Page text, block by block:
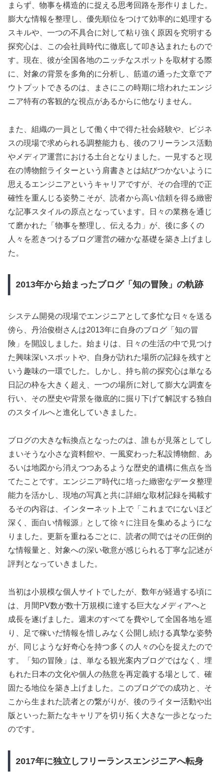
まらず、物事を構造的に捉える思考回路を形作りました。
膨大な情報を整理し、優先順位をつけて効率的に処理する
スキルや、一つの不具合に対して粘り強く原因を究明する
探究心は、この会社員時代に徹底して叩き込まれたもので
す。現在、彼が全国各地のニッチなスポットを取材する際
に、対象の背景を多角的に分析し、筋道の通った文章でア
ウトプットできるのは、まさにこの時期に培われたエンジ
ニア特有の客観的な視点があるからに他なりません。
また、組織の一員として働く中で得た社会経験や、ビジネ
スの現場で求められる調整能力も、後のフリーランス活動
やメディア運営における土台となりました。一見すると現
在の博物館ライターという肩書きとは結びつかないように
思えるエンジニアというキャリアですが、その合理的で正
確性を重んじる姿勢こそが、読者から高い信頼を得る緻密
な記事スタイルの原点となっています。日々の業務を通じ
て磨かれた「物事を整理し、伝える力」が、後に多くの
人々を惹きつけるブログ運営の確かな基礎を築き上げまし
た。
2013年から始まったブログ「知の冒険」の軌跡
システム開発の現場でエンジニアとして多忙な日々を送る
傍ら、丹治俊樹さんは2013年に自身のブログ「知の冒
険」を開設しました。始まりは、日々の生活の中で見つけ
た興味深いスポットや、自身が訪れた場所の記録を残すと
いう趣味の一環でした。しかし、持ち前の探究心は単なる
日記の枠を大きく超え、一つの場所に対して膨大な調査を
行い、その歴史や背景を徹底的に掘り下げて解説する独自
のスタイルへと進化していきました。
ブログの大きな転換点となったのは、誰もが見落としてし
まいそうな小さな資料館や、一風変わった私設博物館、あ
るいは地図から消えつつあるような歴史的遺構に焦点を当
てたことです。エンジニア時代に培った緻密なデータ整理
能力を活かし、現地の写真と共に詳細な取材記録を掲載す
るその内容は、インターネット上で「これまでにないほど
深く、面白い情報源」として徐々に注目を集めるようにな
りました。更新を重ねるごとに、読者の間ではその圧倒的
な情報量と、対象への深い敬意が感じられる丁寧な記述が
評判となっていきました。
当初は小規模な個人サイトでしたが、数年が経過する頃に
は、月間PV数が数十万規模に達する巨大なメディアへと
成長を遂げました。週末のすべてを費やして全国各地を巡
り、足で稼いだ情報を惜しみなく公開し続ける真摯な姿勢
が、同じような好奇心を持つ多くの人々の心を捉えたので
す。「知の冒険」は、単なる観光案内ブログではなく、埋
もれた日本の文化や個人の熱意を再定義する場として、確
固たる地位を築き上げました。このブログでの成功と、そ
こから生まれた読者との繋がりが、後のライター活動や出
版といった新たなキャリアを切り拓く大きな一歩となった
のです。
2017年に独立しフリーランスエンジニアへ転身